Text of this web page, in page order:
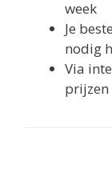
week
Je
nodig
Via
prijzen